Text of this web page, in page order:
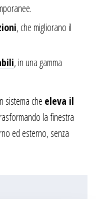
, che migliorano il
, in una gamma
sistema che eleva il
la finestra
ed esterno, senza